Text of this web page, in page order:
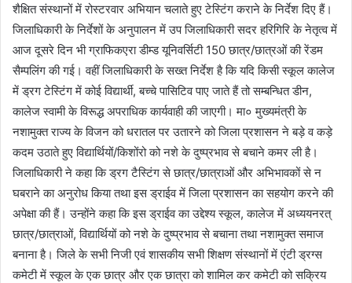
शैक्षित संस्थानों में रोस्टरवार अभियान चलाते हुए टेस्टिंग कराने के निर्देश दिए हैं।
जिलाधिकारी के निर्देशों के अनुपालन में उप जिलाधिकारी सदर हरिगिरि के नेतृत्व में
आज दूसरे दिन भी ग्राफिकएरा डीम्ड यूनिवर्सिटी 150 छात्र/छात्रओं की रेंडम
सैम्पलिंग की गई। वहीं जिलाधिकारी के सख्त निर्देश है कि यदि किसी स्कूल कालेज
में ड्रग टेस्टिंग में कोई विद्यार्थी, बच्चे पासिटिव पाए जाते हैं तो सम्बन्धित डीन,
कालेज स्वामी के विरूद्ध अपराधिक कार्यवाही की जाएगी। मा० मुख्यमंत्री के
नशामुक्त राज्य के विजन को धरातल पर उतारने को जिला प्रशासन ने बड़े व कड़े
कदम उठाते हुए विद्यार्थियों/किशोंरो को नशे के दुष्प्रभाव से बचाने कमर ली है।
जिलाधिकारी ने कहा कि ड्रग टैस्टिंग से छात्र/छात्राओं और अभिभावकों से न
घबराने का अनुरोध किया तथा इस ड्राईव में जिला प्रशासन का सहयोग करने की
अपेक्षा की हैं। उन्होंने कहा कि इस ड्राईव का उद्देश्य स्कूल, कालेज में अध्ययनरत्
छात्र/छात्राओं, विद्यार्थियों को नशे के दुष्प्रभाव से बचाना तथा नशामुक्त समाज
बनाना है। जिले के सभी निजी एवं शासकीय सभी शिक्षण संस्थानों में एंटी ड्रग्स
कमेटी में स्कूल के एक छात्र और एक छात्रा को शामिल कर कमेटी को सक्रिय